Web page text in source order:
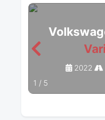
2022
1 / 5